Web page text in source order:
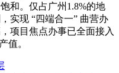
和。仅占广州1.8%的地
实现 “四端合一” 曲营办
项目焦点办事已全面接入
值。